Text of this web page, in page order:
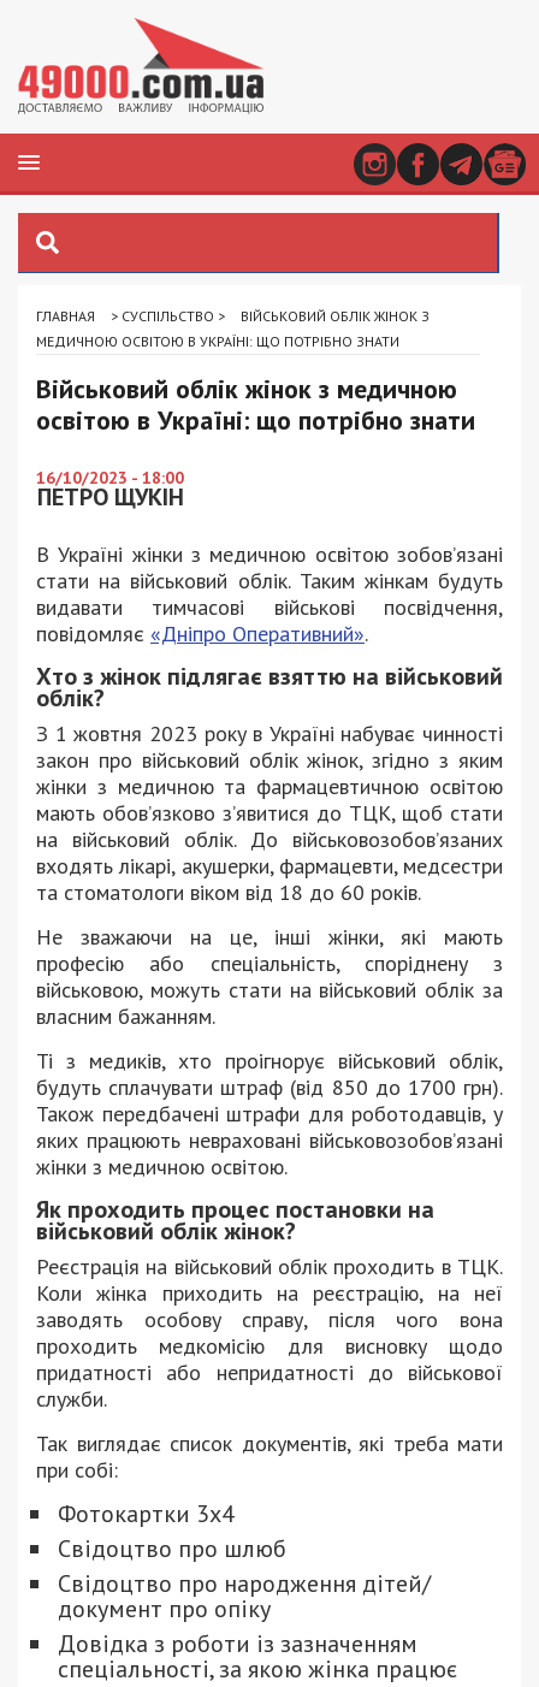
ГЛАВНАЯ > СУСПІЛЬСТВО >
ВІЙСЬКОВИЙ ОБЛІК ЖІНОК З
МЕДИЧНОЮ ОСВІТОЮ В УКРАЇНІ: ЩО ПОТРІБНО ЗНАТИ
Військовий облік жінок з медичною
освітою в Україні: що потрібно знати
16/10/2023 - 18:00
ПЕТРО ЩУКІН
В Україні жінки з медичною освітою зобов’язані
стати на військовий облік. Таким жінкам будуть
видавати тимчасові військові посвідчення,
повідомляє «Дніпро Оперативний».
Хто з жінок підлягає взяттю на військовий
облік?
З 1 жовтня 2023 року в Україні набуває чинності
закон про військовий облік жінок, згідно з яким
жінки з медичною та фармацевтичною освітою
мають обов’язково з’явитися до ТЦК, щоб стати
на військовий облік. До військовозобов’язаних
входять лікарі, акушерки, фармацевти, медсестри
та стоматологи віком від 18 до 60 років.
Не зважаючи на це, інші жінки, які мають
професію або спеціальність, споріднену з
військовою, можуть стати на військовий облік за
власним бажанням.
Ті з медиків, хто проігнорує військовий облік,
будуть сплачувати штраф (від 850 до 1700 грн).
Також передбачені штрафи для роботодавців, у
яких працюють невраховані військовозобов’язані
жінки з медичною освітою.
Як проходить процес постановки на
військовий облік жінок?
Реєстрація на військовий облік проходить в ТЦК.
Коли жінка приходить на реєстрацію, на неї
заводять особову справу, після чого вона
проходить медкомісію для висновку щодо
придатності або непридатності до військової
служби.
Так виглядає список документів, які треба мати
при собі:
Фотокартки 3х4
Свідоцтво про шлюб
Свідоцтво про народження дітей/
документ про опіку
Довідка з роботи із зазначенням
спеціальності, за якою жінка працює